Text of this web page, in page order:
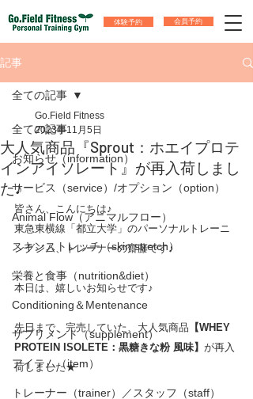
体験予約 会員予約
記事
全ての記事
お知らせ（information）
サービス（service）/オプション（option）
Animal Flow（アニマルフロー）
スキンストレッチ（skin stretch）
栄養と食事（nutrition&diet）
Conditioning＆Mentenance
サプリメント（supplement）
アイテム（item）
トレーナー（trainer）／スタッフ（staff）
全ての記事
大人気商品『Sprout：ホエイプロテ
インアイソレート』が再入荷しまし
た♪
Go.Field Fitness
2023年11月5日
皆さん、こんにちは♪
東急東横線「都立大学」のパーソナルトレーニ
ングジム、トレーナーの齋藤です♪
本日は、嬉しいお知らせです♪
先日まで、完売していた、大人気商品 【WHEY
PROTEIN ISOLETE：黒糖きな粉 風味】 が再入
荷しました★